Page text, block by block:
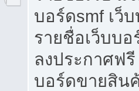
บอร์ดsmf เว็
รายชื่อเว็บบ
ลงประกาศฟรี
บอร์ดขายสิน